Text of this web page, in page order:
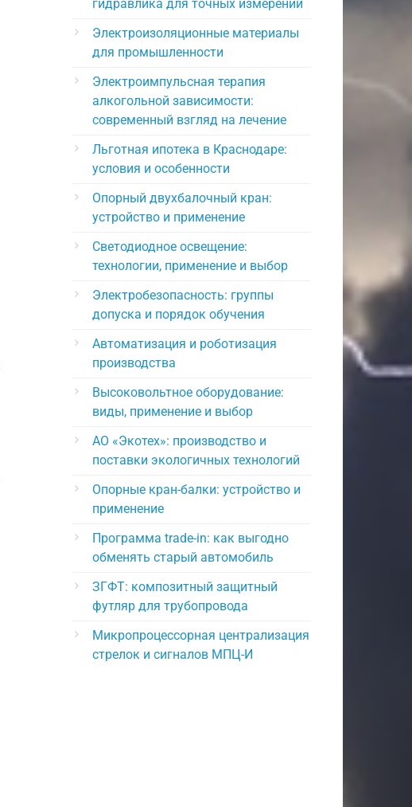
гидравлика для точных измерений
Электроизоляционные материалы
для промышленности
Электроимпульсная терапия
алкогольной зависимости:
современный взгляд на лечение
Льготная ипотека в Краснодаре:
условия и особенности
Опорный двухбалочный кран:
устройство и применение
Светодиодное освещение:
технологии, применение и выбор
Электробезопасность: группы
допуска и порядок обучения
Автоматизация и роботизация
производства
Высоковольтное оборудование:
виды, применение и выбор
АО «Экотех»: производство и
поставки экологичных технологий
Опорные кран-балки: устройство и
применение
Программа trade-in: как выгодно
обменять старый автомобиль
ЗГФТ: композитный защитный
футляр для трубопровода
Микропроцессорная централизация
стрелок и сигналов МПЦ-И